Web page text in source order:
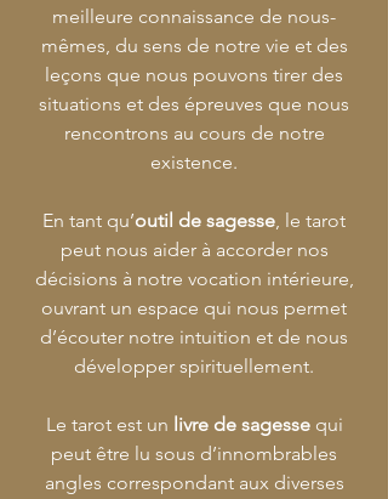
meilleure connaissance de nous-
mêmes, du sens de notre vie et des
leçons que nous pouvons tirer des
situations et des épreuves que nous
rencontrons au cours de notre
existence.
En tant qu’outil de sagesse, le tarot
peut nous aider à accorder nos
décisions à notre vocation intérieure,
ouvrant un espace qui nous permet
d’écouter notre intuition et de nous
développer spirituellement.
Le tarot est un livre de sagessequi
peut être lu sous d’innombrables
angles correspondant aux diverses